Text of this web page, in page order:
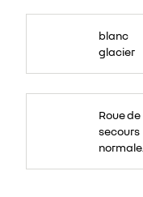
blanc
glacier
Roue de
secours
normale